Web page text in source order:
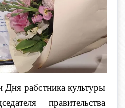
Дня работника культуры
правительства